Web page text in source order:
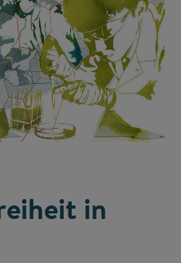
©
in